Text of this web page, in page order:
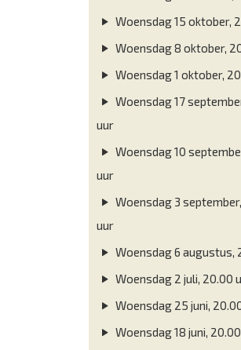
Woensdag 15 oktober,
Woensdag 8 oktober,
Woensdag 1 oktober,
Woensdag 17
uur
Woensdag 10
uur
Woensdag 3
uur
Woensdag 6 augustus,
Woensdag 2 juli, 20.00
Woensdag 25 juni,
Woensdag 18 juni,